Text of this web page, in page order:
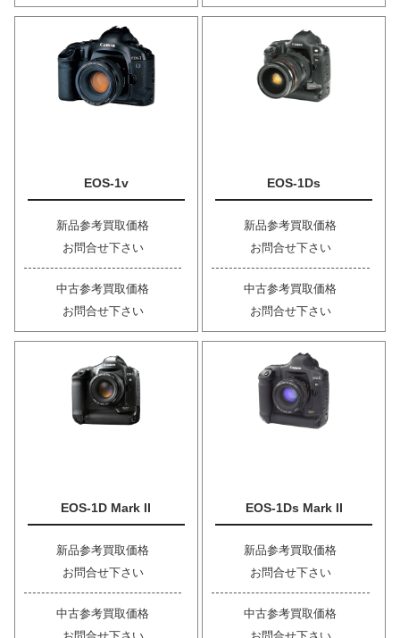
EOS-1v
新品参考買取価格
お問合せ下さい
中古参考買取価格
お問合せ下さい
EOS-1Ds
新品参考買取価格
お問合せ下さい
中古参考買取価格
お問合せ下さい
EOS-1D Mark II
新品参考買取価格
お問合せ下さい
中古参考買取価格
EOS-1Ds Mark II
新品参考買取価格
お問合せ下さい
中古参考買取価格